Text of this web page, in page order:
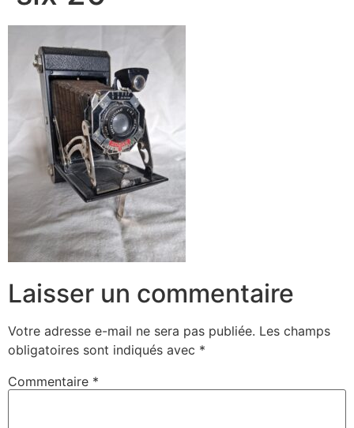
Laisser un commentaire
Votre adresse e-mail ne sera pas publiée. Les champs
obligatoires sont indiqués avec *
Commentaire *